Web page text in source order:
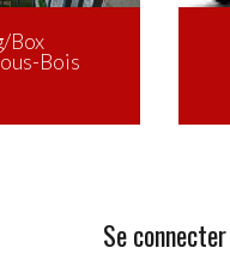
Box
Se connecter